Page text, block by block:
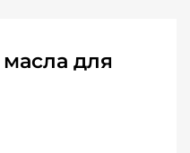
для